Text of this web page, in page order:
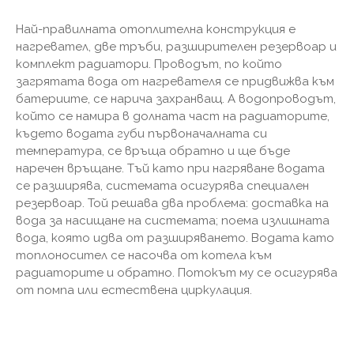
Най-правилната отоплителна конструкция е
нагревател, две тръби, разширителен резервоар и
комплект радиатори. Проводът, по който
загрятата вода от нагревателя се придвижва към
батериите, се нарича захранващ. А водопроводът,
който се намира в долната част на радиаторите,
където водата губи първоначалната си
температура, се връща обратно и ще бъде
наречен връщане. Тъй като при нагряване водата
се разширява, системата осигурява специален
резервоар. Той решава два проблема: доставка на
вода за насищане на системата; поема излишната
вода, която идва от разширяването. Водата като
топлоносител се насочва от котела към
радиаторите и обратно. Потокът му се осигурява
от помпа или естествена циркулация.